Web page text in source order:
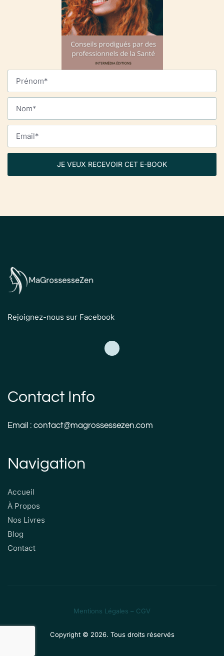
JE VEUX RECEVOIR CET E-BOOK
Rejoignez-nous sur Facebook
Contact Info
Email : contact@magrossessezen.com
Navigation
Accueil
À Propos
Nos Livres
Blog
Contact
Mentions Légales – CGV
Copyright © 2026. Tous droits réservés